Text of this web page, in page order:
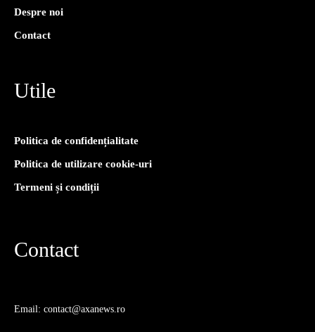
Despre noi
Contact
Utile
Politica de confidențialitate
Politica de utilizare cookie-uri
Termeni și condiții
Contact
Email: contact@axanews.ro